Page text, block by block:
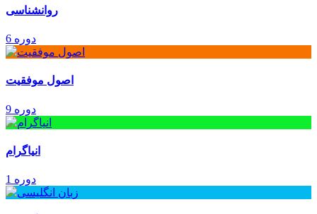
روانشناسی
6 دوره
اصول موفقیت
9 دوره
انیاگرام
1 دوره